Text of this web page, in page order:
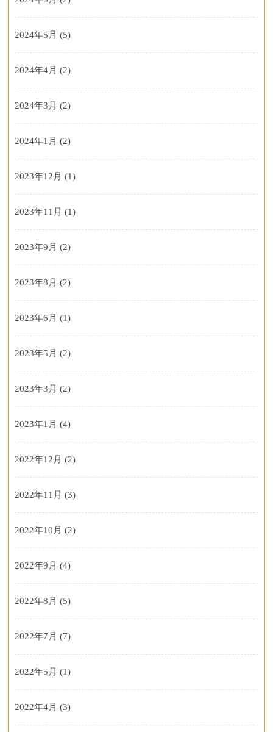
2024年5月 (5)
2024年4月 (2)
2024年3月 (2)
2024年1月 (2)
2023年12月 (1)
2023年11月 (1)
2023年9月 (2)
2023年8月 (2)
2023年6月 (1)
2023年5月 (2)
2023年3月 (2)
2023年1月 (4)
2022年12月 (2)
2022年11月 (3)
2022年10月 (2)
2022年9月 (4)
2022年8月 (5)
2022年7月 (7)
2022年5月 (1)
2022年4月 (3)